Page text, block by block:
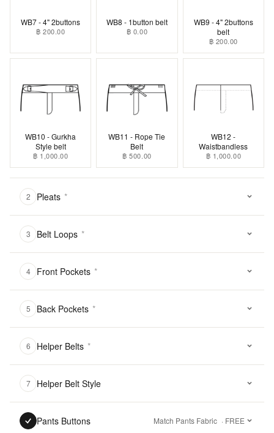
WB7 - 4" 2buttons
฿ 200.00
WB8 - 1button belt
฿ 0.00
WB9 - 4" 2buttons
belt
฿ 200.00
WB10 - Gurkha
Style belt
฿ 1,000.00
WB11 - Rope Tie
Belt
฿ 500.00
WB12 -
Waistbandless
฿ 1,000.00
2 Pleats *
3 Belt Loops *
4 Front Pockets *
5 Back Pockets *
6 Helper Belts *
7 Helper Belt Style
Pants Buttons Match Pants Fabric · FREE